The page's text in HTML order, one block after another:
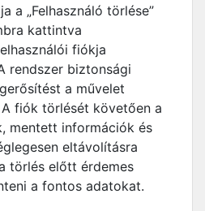
a „Felhasználó törlése”
kattintva
fiókja
rendszer biztonsági
a művelet
fiók törlését követően a
mentett információk és
eltávolításra
törlés előtt érdemes
a fontos adatokat.